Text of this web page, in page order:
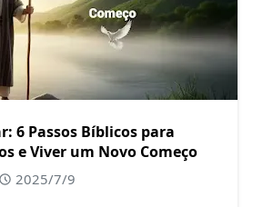
6 Passos Bíblicos para
e Viver um Novo Começo
2025/7/9